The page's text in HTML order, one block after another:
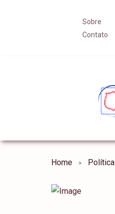
Sobre
Contato
Home Política